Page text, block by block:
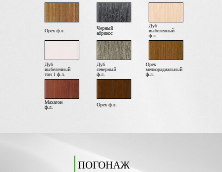
Дуб
выбеленный
тон 1 ф.л.
Дуб
выбеленный
ф.л.
Черный
абрикос
Орех ф.л.
Орех
мелкорадиальный
ф.л.
Орех ф.л.
Махагон
ф.л.
Дуб
северный
ф.л.
ПОГОНАЖ